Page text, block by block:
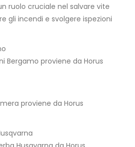
ruolo cruciale nel salvare vite
gli incendi e svolgere ispezioni
Bergamo proviene da Horus
proviene da Horus